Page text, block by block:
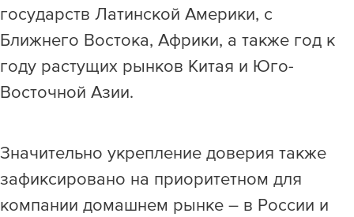
государств Латинской Америки, с
Ближнего Востока, Африки, а также год к
году растущих рынков Китая и Юго-
Восточной Азии.
Значительно укрепление доверия также
зафиксировано на приоритетном для
компании домашнем рынке – в России и